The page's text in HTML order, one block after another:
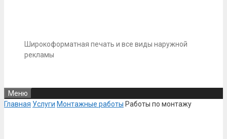
Широкоформатная печать и все виды наружной
рекламы
Меню
Главная Услуги Монтажные работы Работы по монтажу